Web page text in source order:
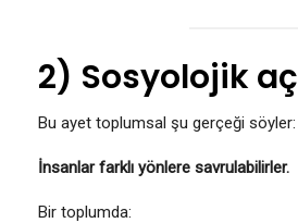
2) Sosyolojik
Bu ayet toplumsal şu gerçeği söyler:
İnsanlar farklı yönlere savrulabilirler.
Bir toplumda: